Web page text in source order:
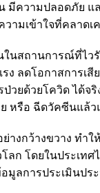
มีความปลอดภัย
ามเข้าใจที่คลาดเ
สถานการณ์ที่ไว
ลดโอกาสการเสี
ป่วยด้วยโควิด ไ
หรือ ฉีดวัคซีนแล้
งกว้างขวาง ทำ
ก โดยในประเท
ลการประเมินปร